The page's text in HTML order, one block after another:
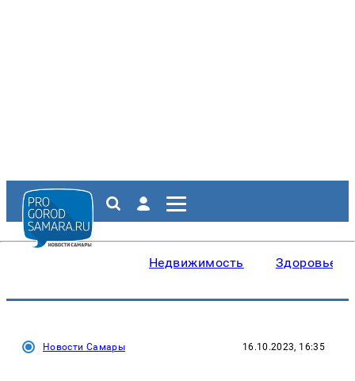
Недвижимость Здоровье
Новости Самары 16.10.2023, 16:35